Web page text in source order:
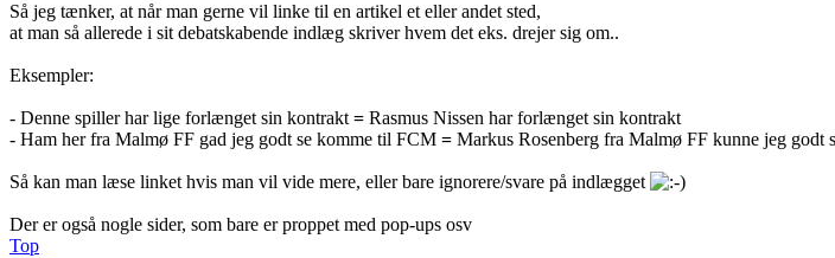
Så jeg tænker, at når man gerne vil linke til en artikel et eller andet sted,
at man så allerede i sit debatskabende indlæg skriver hvem det eks. drejer sig om..
Eksempler:
- Denne spiller har lige forlænget sin kontrakt = Rasmus Nissen har forlænget sin kontrakt
- Ham her fra Malmø FF gad jeg godt se komme til FCM = Markus Rosenberg fra Malmø FF kunne jeg godt
Så kan man læse linket hvis man vil vide mere, eller bare ignorere/svare på indlægget
Der er også nogle sider, som bare er proppet med pop-ups osv
Top